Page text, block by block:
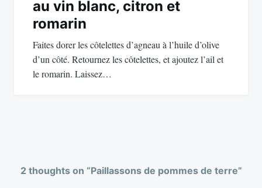
au vin blanc, citron et
romarin
Faites dorer les côtelettes d’agneau à l’huile d’olive
d’un côté. Retournez les côtelettes, et ajoutez l’ail et
le romarin. Laissez…
2 thoughts on “Paillassons de pommes de terre”